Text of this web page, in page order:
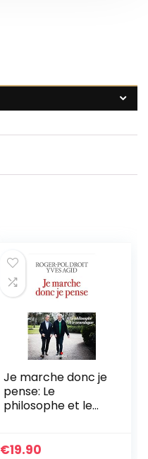
Je marche donc je
pense: Le
philosophe et le
€19.90